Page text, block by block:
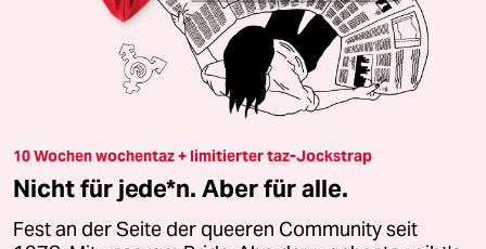
10 Wochen wochentaz + limitierter taz-Jockstrap
Nicht für jede*n. Aber für alle.
Fest an der Seite der queeren Community seit